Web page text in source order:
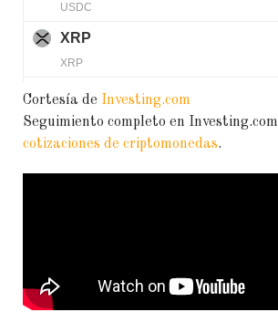
Cortesía de Investing.com
Seguimiento completo en Investing.com
cotizaciones de criptomonedas.